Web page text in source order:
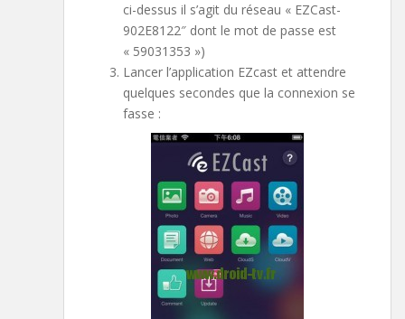
ci-dessus il s’agit du réseau « EZCast-
902E8122″ dont le mot de passe est
« 59031353 »)
Lancer l’application EZcast et attendre
quelques secondes que la connexion se
fasse :